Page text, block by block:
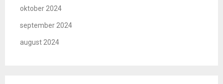
oktober 2024
september 2024
august 2024